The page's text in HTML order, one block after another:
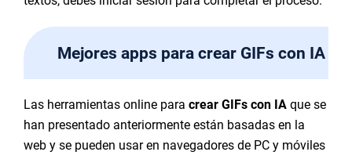
Mejores apps para crear GIFs con IA
Las herramientas online para crear GIFs con IA que se
han presentado anteriormente están basadas en la
web y se pueden usar en navegadores de PC y móviles